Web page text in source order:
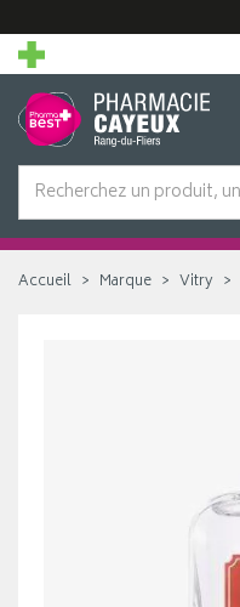
Accueil Marque Vitry